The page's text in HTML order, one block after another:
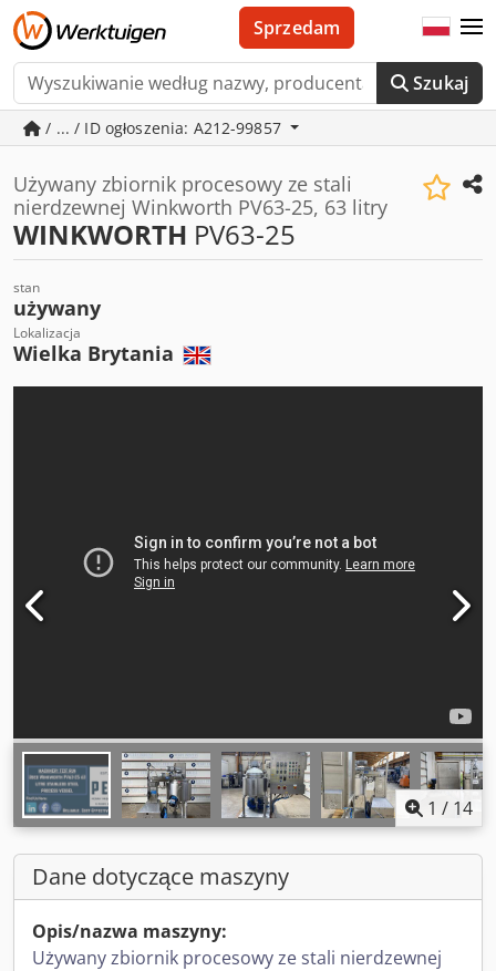
Szukaj
Sprzedam
/ ... / ID ogłoszenia: A212-99857
Używany zbiornik procesowy ze stali
nierdzewnej Winkworth PV63-25, 63 litry
WINKWORTH PV63-25
stan
używany
Lokalizacja
Wielka Brytania
1 / 14
Dane dotyczące maszyny
Opis/nazwa maszyny:
Używany zbiornik procesowy ze stali nierdzewnej